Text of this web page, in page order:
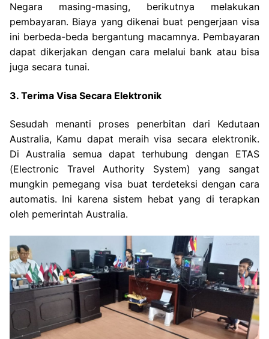
Negara masing-masing, berikutnya melakukan
pembayaran. Biaya yang dikenai buat pengerjaan visa
ini berbeda-beda bergantung macamnya. Pembayaran
dapat dikerjakan dengan cara melalui bank atau bisa
juga secara tunai.
3. Terima Visa Secara Elektronik
Sesudah menanti proses penerbitan dari Kedutaan
Australia, Kamu dapat meraih visa secara elektronik.
Di Australia semua dapat terhubung dengan ETAS
(Electronic Travel Authority System) yang sangat
mungkin pemegang visa buat terdeteksi dengan cara
automatis. Ini karena sistem hebat yang di terapkan
oleh pemerintah Australia.